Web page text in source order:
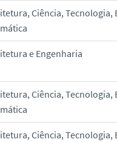
Ciência, Tecnologia,
e Engenharia
Ciência, Tecnologia,
Ciência, Tecnologia,